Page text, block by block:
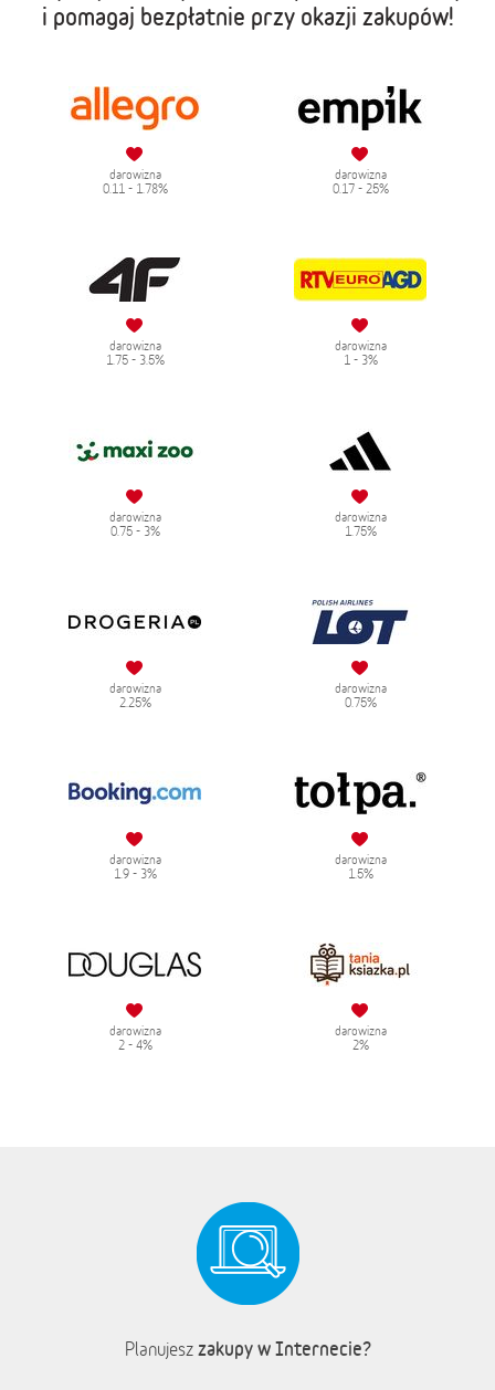
i pomagaj bezpłatnie przy okazji zakupów!
darowizna
0.11 - 1.78%
darowizna
0.17 - 25%
darowizna
1.75 - 3.5%
darowizna
1 - 3%
darowizna
0.75 - 3%
darowizna
1.75%
darowizna
2.25%
darowizna
0.75%
darowizna
1.9 - 3%
darowizna
1.5%
darowizna
2 - 4%
darowizna
2%
Planujesz zakupy w Internecie?